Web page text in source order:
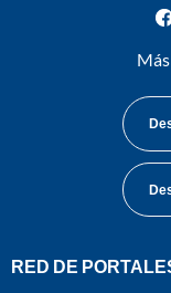
RED DE